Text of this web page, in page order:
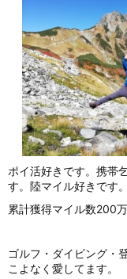
ポイ活好きです。携帯
す。陸マイル好きです。
累計獲得マイル数200
ゴルフ・ダイビング・
こよなく愛してます。